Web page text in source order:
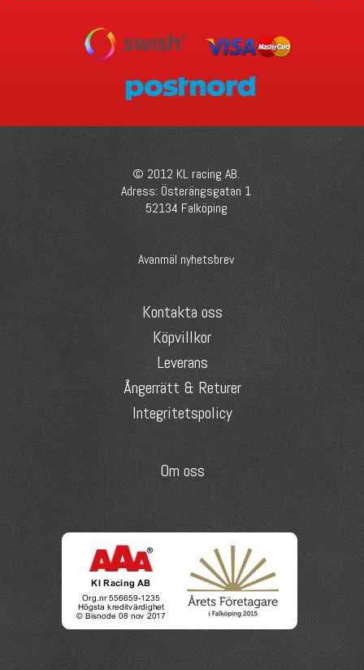
© 2012 KL racing AB.
Adress: Österängsgatan 1
52134 Falköping
Avanmäl nyhetsbrev
Kontakta oss
Köpvillkor
Leverans
Ångerrätt & Returer
Integritetspolicy
Om oss